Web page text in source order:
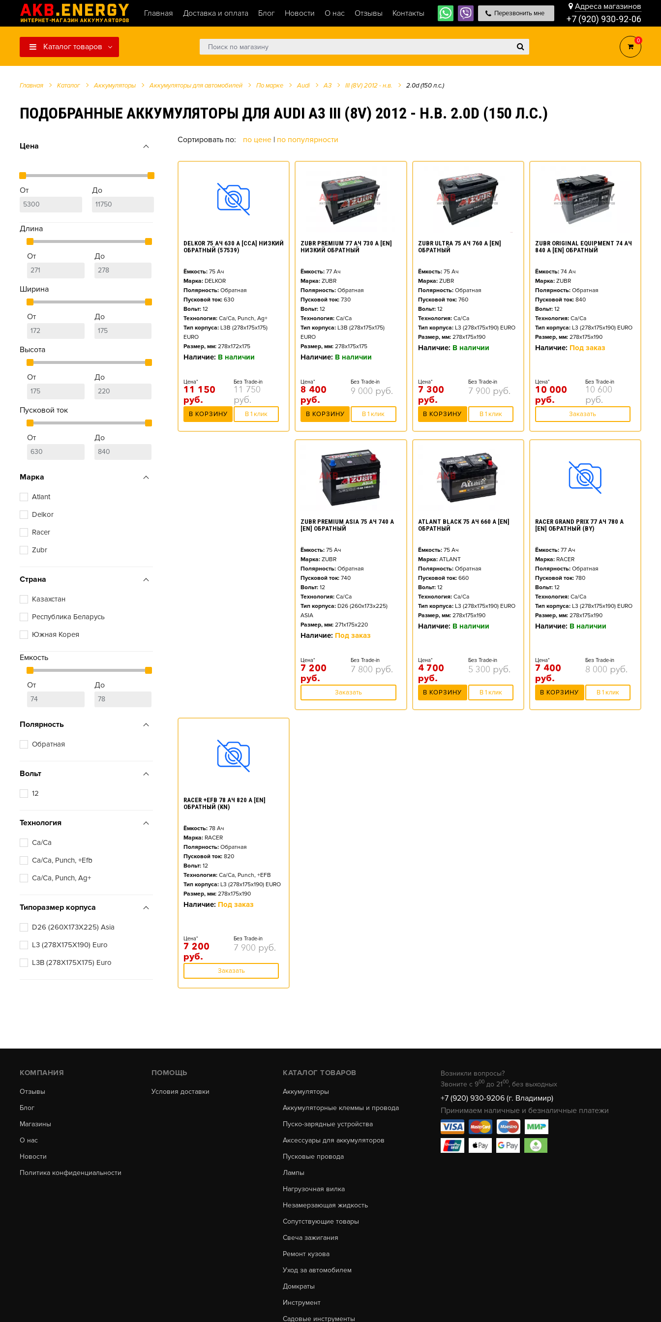
Главная Доставка и оплата Блог Новости О нас Отзывы Контакты Перезвонить мне
Адреса магазинов
+7 (920) 930-92-06
Каталог товаров
0
Главная Каталог Аккумуляторы Аккумуляторы для автомобилей По марке Audi A3 III (8V) 2012 - н.в. 2.0d (150 л.с.)
ПОДОБРАННЫЕ АККУМУЛЯТОРЫ ДЛЯ AUDI A3 III (8V) 2012 - Н.В. 2.0D (150 Л.С.)
Цена
От До
Длина
От До
Ширина
От До
Высота
От До
Пусковой ток
От До
Марка
Atlant
Delkor
Racer
Zubr
Страна
Казахстан
Республика Беларусь
Южная Корея
Емкость
От До
Полярность
Обратная
Вольт
12
Технология
Ca/Ca
Ca/Ca, Punch, +Efb
Ca/Ca, Punch, Ag+
Типоразмер корпуса
D26 (260X173X225) Asia
L3 (278X175X190) Euro
L3B (278X175X175) Euro
Сортировать по: по цене | по популярности
DELKOR 75 АЧ 630 А [CCA] НИЗКИЙ
ОБРАТНЫЙ (57539)
Ёмкость: 75 Ач
Марка: DELKOR
Полярность: Обратная
Пусковой ток: 630
Вольт: 12
Технология: Ca/Ca, Punch, Ag+
Тип корпуса: L3B (278x175x175)
EURO
Размер, мм: 278x172x175
Наличие: В наличии
Цена*
11 150
руб.
Без Trade-in
11 750
руб.
В КОРЗИНУ В 1 клик
ZUBR PREMIUM 77 АЧ 730 А [EN]
НИЗКИЙ ОБРАТНЫЙ
Ёмкость: 77 Ач
Марка: ZUBR
Полярность: Обратная
Пусковой ток: 730
Вольт: 12
Технология: Ca/Ca
Тип корпуса: L3B (278x175x175)
EURO
Размер, мм: 278x175x175
Наличие: В наличии
Цена*
8 400
руб.
Без Trade-in
9 000 руб.
В КОРЗИНУ В 1 клик
ZUBR ULTRA 75 АЧ 760 А [EN]
ОБРАТНЫЙ
Ёмкость: 75Ач
Марка: ZUBR
Полярность: Обратная
Пусковой ток: 760
Вольт: 12
Технология: Ca/Ca
Тип корпуса: L3 (278x175x190) EURO
Размер, мм: 278x175x190
Наличие: В наличии
Цена*
7 300
руб.
Без Trade-in
7 900 руб.
В КОРЗИНУ В 1 клик
ZUBR ORIGINAL EQUIPMENT 74 АЧ
840 А [EN] ОБРАТНЫЙ
Ёмкость: 74Ач
Марка: ZUBR
Полярность: Обратная
Пусковой ток: 840
Вольт: 12
Технология: Ca/Ca
Тип корпуса: L3 (278x175x190) EURO
Размер, мм: 278x175x190
Наличие: Под заказ
Цена*
10 000
руб.
Без Trade-in
10 600
руб.
Заказать
ZUBR PREMIUM ASIA 75 АЧ 740 А
[EN] ОБРАТНЫЙ
Ёмкость: 75 Ач
Марка: ZUBR
Полярность: Обратная
Пусковой ток: 740
Вольт: 12
Технология: Ca/Ca
Тип корпуса: D26 (260x173x225)
ASIA
Размер, мм: 271x175x220
Наличие: Под заказ
Цена*
7 200
руб.
Без Trade-in
7 800 руб.
Заказать
ATLANT BLACK 75 АЧ 660 А [EN]
ОБРАТНЫЙ
Ёмкость: 75Ач
Марка: ATLANT
Полярность: Обратная
Пусковой ток: 660
Вольт: 12
Технология: Ca/Ca
Тип корпуса: L3 (278x175x190) EURO
Размер, мм: 278x175x190
Наличие: В наличии
Цена*
4 700
руб.
Без Trade-in
5 300 руб.
В КОРЗИНУ В 1 клик
RACER GRAND PRIX 77 АЧ 780 А
[EN] ОБРАТНЫЙ (BY)
Ёмкость: 77Ач
Марка: RACER
Полярность: Обратная
Пусковой ток: 780
Вольт: 12
Технология: Ca/Ca
Тип корпуса: L3 (278x175x190) EURO
Размер, мм: 278x175x190
Наличие: В наличии
Цена*
7 400
руб.
Без Trade-in
8 000 руб.
В КОРЗИНУ В 1 клик
RACER +EFB 78 АЧ 820 А [EN]
ОБРАТНЫЙ (KN)
Ёмкость: 78 Ач
Марка: RACER
Полярность: Обратная
Пусковой ток: 820
Вольт: 12
Технология: Ca/Ca, Punch, +EFB
Тип корпуса: L3 (278x175x190) EURO
Размер, мм: 278x175x190
Наличие: Под заказ
Цена*
7 200
руб.
Без Trade-in
7 900 руб.
Заказать
КОМПАНИЯ
Отзывы
Блог
Магазины
О нас
Новости
Политика конфиденциальности
ПОМОЩЬ
Условия доставки
КАТАЛОГ ТОВАРОВ
Аккумуляторы
Аккумуляторные клеммы и провода
Пуско-зарядные устройства
Аксессуары для аккумуляторов
Пусковые провода
Лампы
Нагрузочная вилка
Незамерзающая жидкость
Сопутствующие товары
Свеча зажигания
Ремонт кузова
Уход за автомобилем
Домкраты
Инструмент
Садовые инструменты
Возникли вопросы?
Звоните с 900 до 2100, без выходных
+7 (920) 930-9206 (г. Владимир)
Принимаем наличные и безналичные платежи